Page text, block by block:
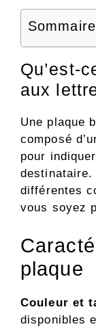
Sommaire
Qu’est-
aux
Une plaque
composé
pour
destinataire.
différentes
vous soyez
plaque
Couleur et
disponibles